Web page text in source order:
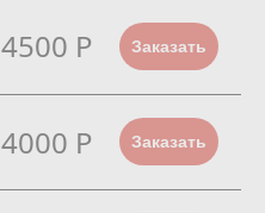
4500 Р Заказать
4000 Р Заказать